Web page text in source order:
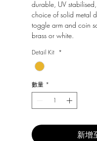
durable, UV
choice of solid metal
toggle arm and coin
brass or white.
Detail Kit *
數量 *
新增